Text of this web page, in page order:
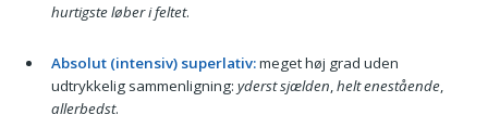
hurtigste løber i feltet.
Absolut (intensiv) superlativ:meget høj grad uden
udtrykkelig sammenligning: yderst sjælden,helt enestående,
allerbedst.